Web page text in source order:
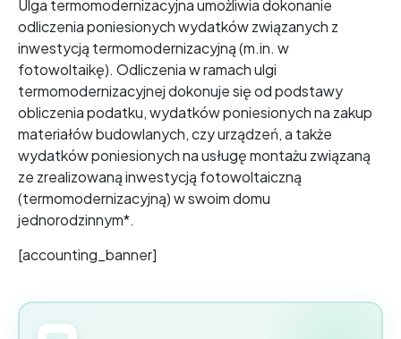
Ulga termomodernizacyjna umożliwia dokonanie
odliczenia poniesionych wydatków związanych z
inwestycją termomodernizacyjną (m.in. w
fotowoltaikę). Odliczenia w ramach ulgi
termomodernizacyjnej dokonuje się od podstawy
obliczenia podatku, wydatków poniesionych na zakup
materiałów budowlanych, czy urządzeń, a także
wydatków poniesionych na usługę montażu związaną
ze zrealizowaną inwestycją fotowoltaiczną
(termomodernizacyjną) w swoim domu
jednorodzinnym*.
[accounting_banner]